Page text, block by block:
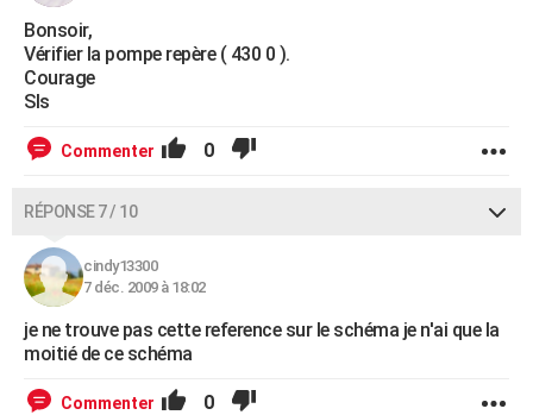
Bonsoir,
Vérifier la pompe repère ( 430 0 ).
Courage
Sls
Commenter 0
RÉPONSE 7 / 10
cindy13300
7 déc. 2009 à 18:02
je ne trouve pas cette reference sur le schéma je n'ai que la
moitié de ce schéma
Commenter 0